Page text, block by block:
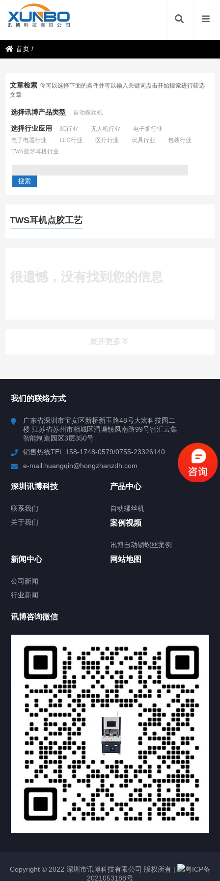
首页 /
文章检索 你可以选择下面的条件并可以输入关键词点击开始搜索进行筛选
文章
选择讯博产品类型 自动螺丝机
选择行业应用 3C行业 无人机行业
电子烟行业
电子电器行业
LED行业 医疗行业 玩具行业
包装行业
TWS蓝牙耳机行业
TWS耳机点胶工艺
很遗憾，没有找到您的信息
展开更多
行业案例
联系我们
关于我们
提交您的需求，获取产品资料与报价
我们的联络方式
广东省深圳市宝安区新桥新玉路48号大宏科技园二
楼 江苏省苏州市相城区渭塘镇凤南路99号智汇云集
智能制造园区3层350号
销售热线TEL:158-1748-0579/0755-23326140
e-mail:huangqin@hongzhanzdh.com
深圳讯博科技
联系我们
关于我们
产品中心
自动螺丝机
案例视频
讯博自动锁螺丝案例
新闻中心
公司新闻
行业新闻
网站地图
讯博咨询微信
Copyright © 2022 深圳市讯博科技有限公司 版权所有 |
粤ICP备
2021053188号